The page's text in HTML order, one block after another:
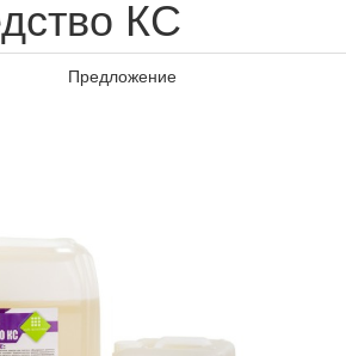
КС
Предложение